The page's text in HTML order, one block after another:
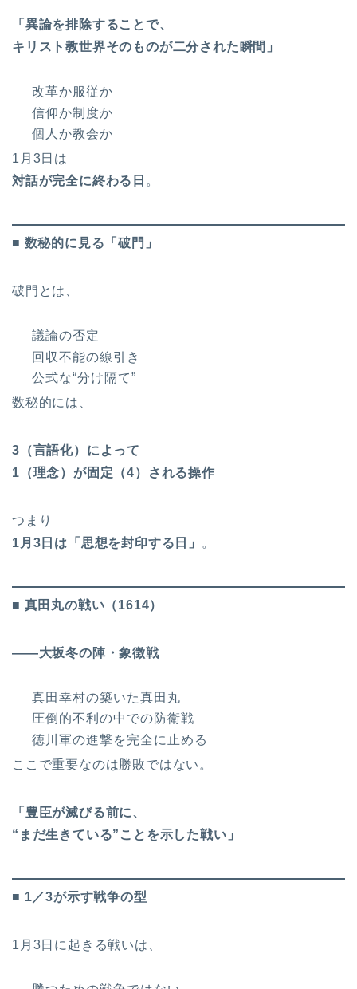
「異論を排除することで、
キリスト教世界そのものが二分された瞬間」
改革か服従か
信仰か制度か
個人か教会か
1月3日は
対話が完全に終わる日 。
■ 数秘的に見る「破門」
破門とは、
議論の否定
回収不能の線引き
公式な“分け隔て”
数秘的には、
3（言語化）によって
1（理念）が固定（4）される操作
つまり
1 月3日は「思想を封印する日」 。
■ 真田丸の戦い（1614）
――大坂冬の陣・象徴戦
真田幸村の築いた真田丸
圧倒的不利の中での防衛戦
徳川軍の進撃を完全に止める
ここで重要なのは勝敗ではない。
「豊臣が滅びる前に、
“まだ生きている”ことを示した戦い」
■ 1／3が示す戦争の型
1月3日に起きる戦いは、